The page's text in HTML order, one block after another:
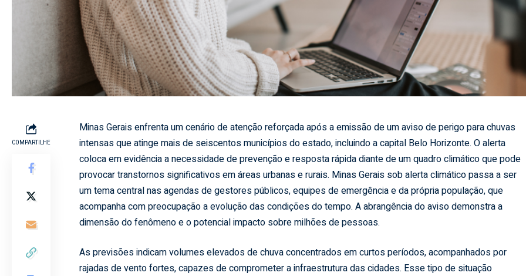
COMPARTILHE
Minas Gerais enfrenta um cenário de atenção reforçada após a emissão de um aviso de perigo para chuvas
intensas que atinge mais de seiscentos municípios do estado, incluindo a capital Belo Horizonte. O alerta
coloca em evidência a necessidade de prevenção e resposta rápida diante de um quadro climático que pode
provocar transtornos significativos em áreas urbanas e rurais. Minas Gerais sob alerta climático passa a ser
um tema central nas agendas de gestores públicos, equipes de emergência e da própria população, que
acompanha com preocupação a evolução das condições do tempo. A abrangência do aviso demonstra a
dimensão do fenômeno e o potencial impacto sobre milhões de pessoas.
As previsões indicam volumes elevados de chuva concentrados em curtos períodos, acompanhados por
rajadas de vento fortes, capazes de comprometer a infraestrutura das cidades. Esse tipo de situação